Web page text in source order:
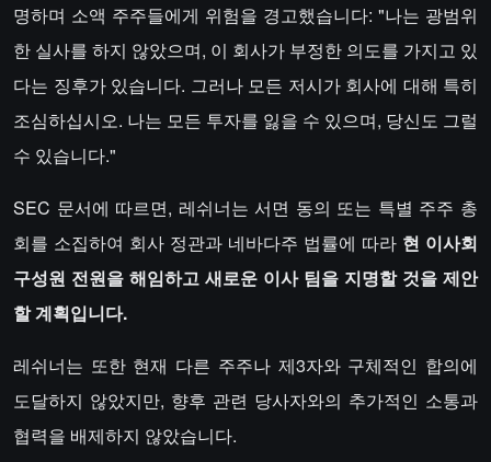
명하며 소액 주주들에게 위험을 경고했습니다: "나는 광범위
한 실사를 하지 않았으며, 이 회사가 부정한 의도를 가지고 있
다는 징후가 있습니다. 그러나 모든 저시가 회사에 대해 특히
조심하십시오. 나는 모든 투자를 잃을 수 있으며, 당신도 그럴
수 있습니다."
SEC 문서에 따르면, 레쉬너는 서면 동의 또는 특별 주주 총
회를 소집하여 회사 정관과 네바다주 법률에 따라 현 이사회
구성원 전원을 해임하고 새로운 이사 팀을 지명할 것을 제안
할 계획입니다.
레쉬너는 또한 현재 다른 주주나 제3자와 구체적인 합의에
도달하지 않았지만, 향후 관련 당사자와의 추가적인 소통과
협력을 배제하지 않았습니다.